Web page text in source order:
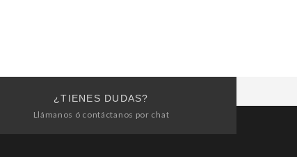
¿TIENES DUDAS?
Llámanos ó contáctanos por chat